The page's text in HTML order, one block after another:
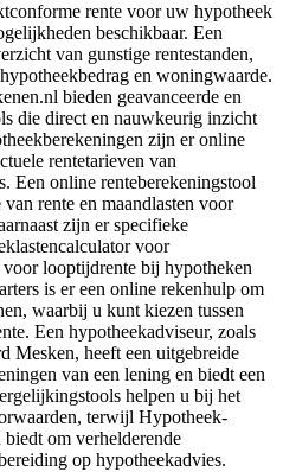
rente voor uw hypotheek
beschikbaar. Een
van gunstige rentestanden,
en woningwaarde.
bieden geavanceerde en
die direct en nauwkeurig inzicht
zijn er online
rentetarieven van
Een online renteberekeningstool
rente en maandlasten voor
zijn er specifieke
voor
looptijdrente bij hypotheken
is er een online rekenhulp om
waarbij u kunt kiezen tussen
Een hypotheekadviseur, zoals
Mesken, heeft een uitgebreide
van een lening en biedt een
helpen u bij het
terwijl Hypotheek-
om verhelderende
op hypotheekadvies.